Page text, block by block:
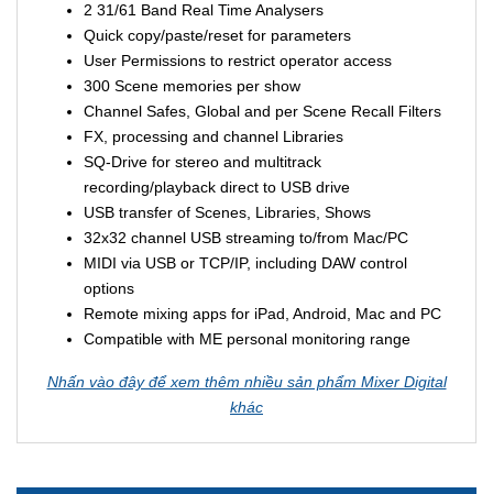
2 31/61 Band Real Time Analysers
Quick copy/paste/reset for parameters
User Permissions to restrict operator access
300 Scene memories per show
Channel Safes, Global and per Scene Recall Filters
FX, processing and channel Libraries
SQ-Drive for stereo and multitrack
recording/playback direct to USB drive
USB transfer of Scenes, Libraries, Shows
32x32 channel USB streaming to/from Mac/PC
MIDI via USB or TCP/IP, including DAW control
options
Remote mixing apps for iPad, Android, Mac and PC
Compatible with ME personal monitoring range
Nhấn vào đây để xem thêm nhiều sản phẩm Mixer Digital
khác